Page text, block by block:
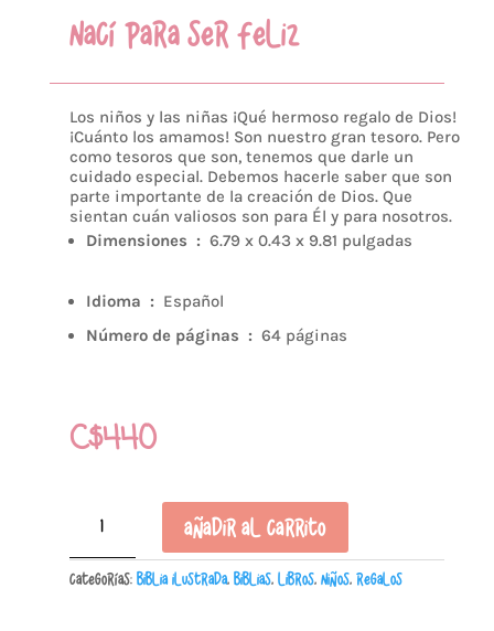
NACÍ PARA SER FELIZ
Los niños y las niñas ¡Qué hermoso regalo de Dios!
¡Cuánto los amamos! Son nuestro gran tesoro. Pero
como tesoros que son, tenemos que darle un
cuidado especial. Debemos hacerle saber que son
parte importante de la creación de Dios. Que
sientan cuán valiosos son para Él y para nosotros.
Dimensiones ‏ : ‎ 6.79 x 0.43 x 9.81 pulgadas
Idioma ‏ : ‎ Español
Número de páginas ‏ : ‎ 64 páginas
C$440
ser
feliz
Añadir al carrito
Categorías: Biblia Ilustrada, Biblias, Libros, Niños, Regalos